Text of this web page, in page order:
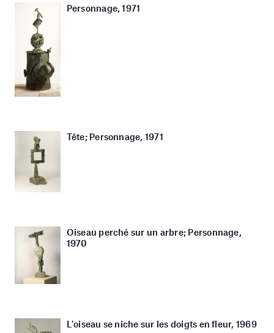
Personnage, 1971
Tête; Personnage, 1971
Oiseau perché sur un arbre; Personnage,
1970
L’oiseau se niche sur les doigts en fleur, 1969